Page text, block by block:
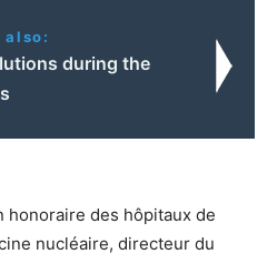
also:
during the
honoraire des hôpitaux de
nucléaire, directeur du